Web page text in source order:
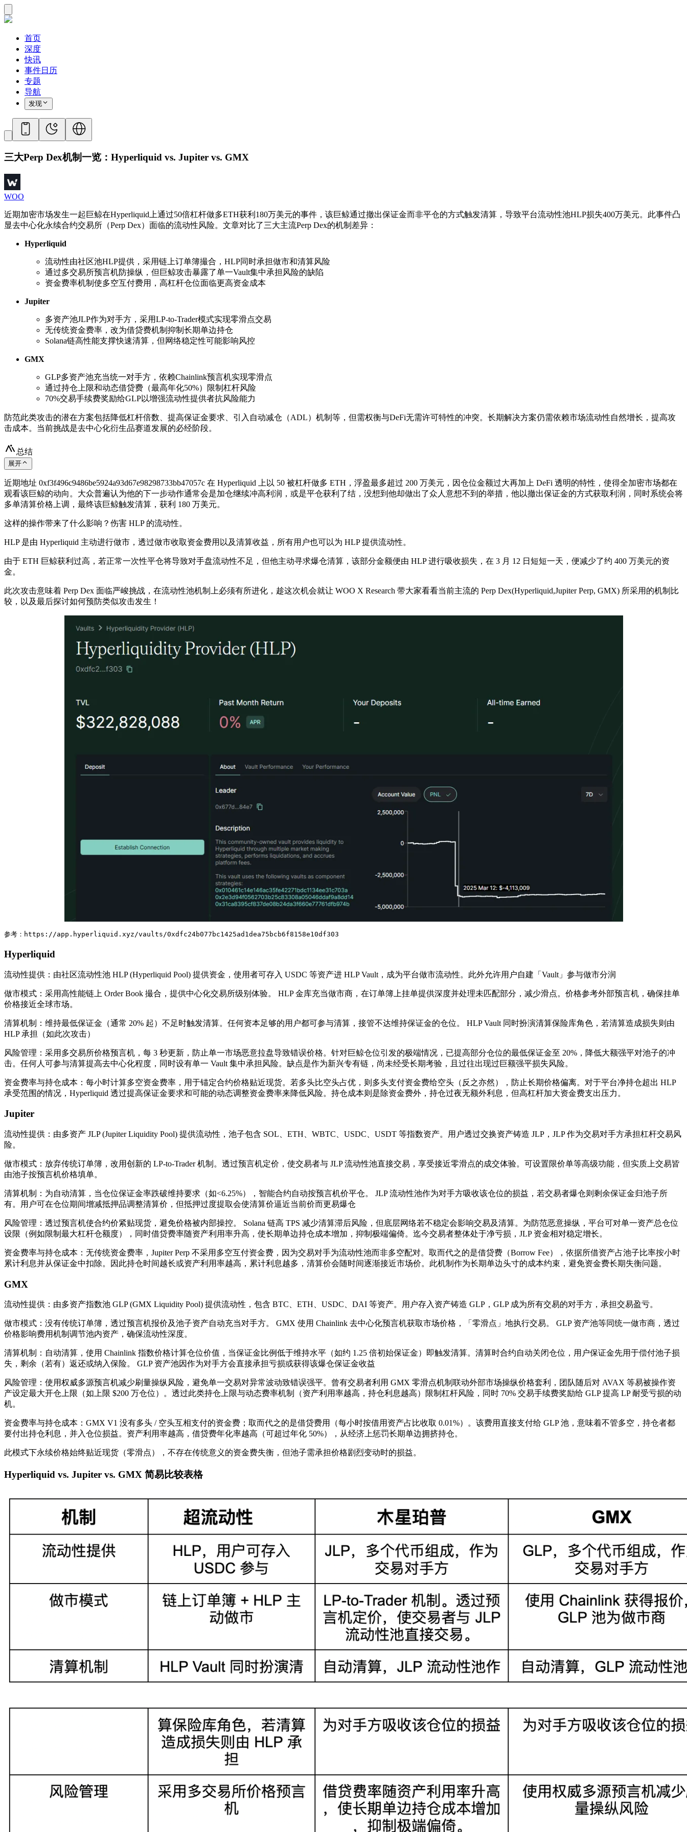
首页
深度
快讯
事件日历
专题
导航
发现
三大Perp Dex机制一览：Hyperliquid vs. Jupiter vs. GMX
WOO
近期加密市场发生一起巨鲸在Hyperliquid上通过50倍杠杆做多ETH获利180万美元的事件，该巨鲸通过撤出保证金而非平仓的方式触发清算，导致平台流动性池HLP损失400万美元。此事件凸
显去中心化永续合约交易所（Perp Dex）面临的流动性风险。文章对比了三大主流Perp Dex的机制差异：
Hyperliquid
流动性由社区池HLP提供，采用链上订单簿撮合，HLP同时承担做市和清算风险
通过多交易所预言机防操纵，但巨鲸攻击暴露了单一Vault集中承担风险的缺陷
资金费率机制使多空互付费用，高杠杆仓位面临更高资金成本
Jupiter
多资产池JLP作为对手方，采用LP-to-Trader模式实现零滑点交易
无传统资金费率，改为借贷费机制抑制长期单边持仓
Solana链高性能支撑快速清算，但网络稳定性可能影响风控
GMX
GLP多资产池充当统一对手方，依赖Chainlink预言机实现零滑点
通过持仓上限和动态借贷费（最高年化50%）限制杠杆风险
70%交易手续费奖励给GLP以增强流动性提供者抗风险能力
防范此类攻击的潜在方案包括降低杠杆倍数、提高保证金要求、引入自动减仓（ADL）机制等，但需权衡与DeFi无需许可特性的冲突。长期解决方案仍需依赖市场流动性自然增长，提高攻
击成本。当前挑战是去中心化衍生品赛道发展的必经阶段。
总结
展开
近期地址 0xf3f496c9486be5924a93d67e98298733bb47057c 在 Hyperliquid 上以 50 被杠杆做多 ETH，浮盈最多超过 200 万美元，因仓位金额过大再加上 DeFi 透明的特性，使得全加密市场都在
观看该巨鲸的动向。大众普遍认为他的下一步动作通常会是加仓继续冲高利润，或是平仓获利了结，没想到他却做出了众人意想不到的举措，他以撤出保证金的方式获取利润，同时系统会将
多单清算价格上调，最终该巨鲸触发清算，获利 180 万美元。
这样的操作带来了什么影响？伤害 HLP 的流动性。
HLP 是由 Hyperliquid 主动进行做市，透过做市收取资金费用以及清算收益，所有用户也可以为 HLP 提供流动性。
由于 ETH 巨鲸获利过高，若正常一次性平仓将导致对手盘流动性不足，但他主动寻求爆仓清算，该部分金额便由 HLP 进行吸收损失，在 3 月 12 日短短一天，便减少了约 400 万美元的资
金。
此次攻击意味着 Perp Dex 面临严峻挑战，在流动性池机制上必须有所进化，趁这次机会就让 WOO X Research 带大家看看当前主流的 Perp Dex(Hyperliquid,Jupiter Perp, GMX) 所采用的机制比
较，以及最后探讨如何预防类似攻击发生！
参考：https://app.hyperliquid.xyz/vaults/0xdfc24b077bc1425ad1dea75bcb6f8158e10df303
Hyperliquid
流动性提供：由社区流动性池 HLP (Hyperliquid Pool) 提供资金，使用者可存入 USDC 等资产进 HLP Vault，成为平台做市流动性​。此外允许用户自建「Vault」参与做市分润
做市模式：采用高性能链上 Order Book 撮合，提供中心化交易所级别体验​。 HLP 金库充当做市商，在订单簿上挂单提供深度并处理未匹配部分，减少滑点​。价格参考外部预言机，确保挂单
价格接近全球市场。
清算机制：维持最低保证金（通常 20% 起）不足时触发清算​。任何资本足够的用户都可参与清算，接管不达维持保证金的仓位​。 HLP Vault 同时扮演清算保险库角色，若清算造成损失则由
HLP 承担（如此次攻击）
​风险管理：采用多交易所价格预言机，每 3 秒更新，防止单一市场恶意拉盘导致错误价格​。针对巨鲸仓位引发的极端情况，已提高部分仓位的最低保证金至 20%，降低大额强平对池子的冲
击​。任何人可参与清算提高去中心化程度，同时设有单一 Vault 集中承担风险。缺点是作为新兴专有链，尚未经受长期考验​，且过往出现过巨额强平损失风险。
资金费率与持仓成本：每小时计算多空资金费率，用于锚定合约价格贴近现货​。若多头比空头占优，则多头支付资金费给空头（反之亦然），防止长期价格偏离。对于平台净持仓超出 HLP
承受范围的情况，Hyperliquid 透过提高保证金要求和可能的动态调整资金费率来降低风险。持仓成本则是除资金费外，持仓过夜无额外利息，但高杠杆加大资金费支出压力。
Jupiter
流动性提供：由多资产 JLP (Jupiter Liquidity Pool) 提供流动性，池子包含 SOL、ETH、WBTC、USDC、USDT 等指数资产​。用户透过交换资产铸造 JLP，JLP 作为交易对手方承担杠杆交易风
险​。
做市模式：放弃传统订单簿，改用创新的 LP-to-Trader 机制​。透过预言机定价，使交易者与 JLP 流动性池直接交易，享受接近零滑点的成交体验​。可设置限价单等高级功能，但实质上交易皆
由池子按预言机价格填单。
清算机制：为自动清算，当仓位保证金率跌破维持要求（如<6.25%），智能合约自动按预言机价平仓。 JLP 流动性池作为对手方吸收该仓位的损益，若交易者爆仓则剩余保证金归池子所
有。用户可在仓位期间增减抵押品调整清算价，但抵押过度提取会使清算价逼近当前价而更易爆仓​
风险管理：透过预言机使合约价紧贴现货，避免价格被内部操控。 Solana 链高 TPS 减少清算滞后风险，但底层网络若不稳定会影响交易及清算​。为防范恶意操纵，平台可对单一资产总仓位
设限（例如限制最大杠杆仓额度），同时借贷费率随资产利用率升高，使长期单边持仓成本增加，抑制极端偏倚。迄今交易者整体处于净亏损，JLP 资金相对稳定增长。
资金费率与持仓成本：无传统资金费率，Jupiter Perp 不采用多空互付资金费，因为交易对手为流动性池而非多空配对​。取而代之的是借贷费（Borrow Fee），依据所借资产占池子比率按小时
累计利息并从保证金中扣除​。因此持仓时间越长或资产利用率越高，累计利息越多，清算价会随时间逐渐接近市场价​。此机制作为长期单边头寸的成本约束，避免资金费长期失衡问题。
GMX
流动性提供：由多资产指数池 GLP (GMX Liquidity Pool) 提供流动性，包含 BTC、ETH、USDC、DAI 等资产​。用户存入资产铸造 GLP，GLP 成为所有交易的对手方，承担交易盈亏。
做市模式：没有传统订单簿，透过预言机报价及池子资产自动充当对手方。 GMX 使用 Chainlink 去中心化预言机获取市场价格​，「零滑点」地执行交易​。 GLP 资产池等同统一做市商，透过
价格影响费用机制调节池内资产，确保流动性深度。
清算机制：自动清算，使用 Chainlink 指数价格计算仓位价值，当保证金比例低于维持水平（如约 1.25 倍初始保证金）即触发清算。清算时合约自动关闭仓位，用户保证金先用于偿付池子损
失，剩余（若有）返还或纳入保险。 GLP 资产池因作为对手方会直接承担亏损或获得该爆仓保证金收益​
风险管理：使用权威多源预言机减少刷量操纵风险，避免单一交易对异常波动致错误强平​。曾有交易者利用 GMX 零滑点机制联动外部市场操纵价格套利，团队随后对 AVAX 等易被操作资
产设定最大开仓上限（如上限 $200 万仓位）​。透过此类持仓上限与动态费率机制（资产利用率越高，持仓利息越高）限制杠杆风险，同时 70% 交易手续费奖励给 GLP 提高 LP 耐受亏损的动
机。
资金费率与持仓成本：GMX V1 没有多头 / 空头互相支付的资金费；取而代之的是借贷费用（每小时按借用资产占比收取 0.01%）​。该费用直接支付给 GLP 池，意味着不管多空，持仓者都
要付出持仓利息，并入仓位损益。资产利用率越高，借贷费年化率越高（可超过年化 50%），从经济上惩罚长期单边拥挤持仓​。
此模式下永续价格始终贴近现货（零滑点），不存在传统意义的资金费失衡，但池子需承担价格剧烈变动时的损益。
Hyperliquid vs. Jupiter vs. GMX 简易比较表格